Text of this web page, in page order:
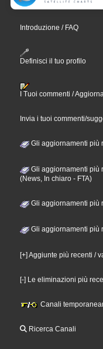
Introduzione / FAQ
Definisci il tuo profilo
I Tuoi commenti /
Invia i tuoi commenti/
Gli aggiornamenti più
Gli aggiornamenti più
(News, In chiaro - FTA)
Gli aggiornamenti più
Gli aggiornamenti più
[+] Aggiunte più recenti /
[-] Le eliminazioni più
Canali
Ricerca Canali